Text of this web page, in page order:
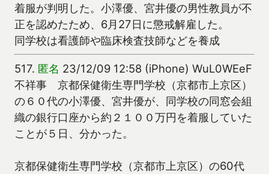
着服が判明した。小澤優、宮井優の男性教員が不
正を認めたため、6月27日に懲戒解雇した。
同学校は看護師や臨床検査技師などを養成
517. 匿名 23/12/09 12:58 (iPhone) WuL0WEeF
不祥事 京都保健衛生専門学校（京都市上京区）
の６０代の小澤優、宮井優が、同学校の同窓会組
織の銀行口座から約２１００万円を着服していた
ことが５日、分かった。
京都保健衛生専門学校（京都市上京区）の60代